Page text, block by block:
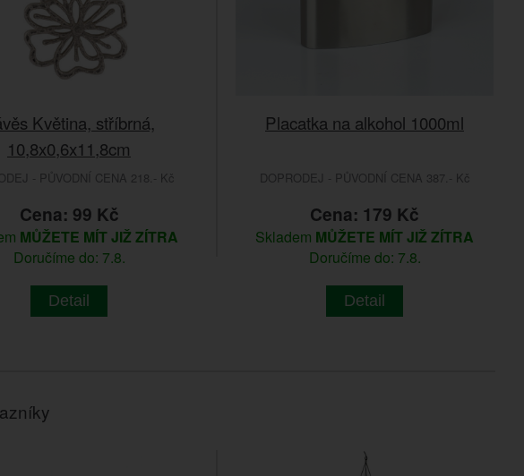
Květina, stříbrná,
10,8x0,6x11,8cm
- PŮVODNÍ CENA 218.- Kč
Cena: 99 Kč
MŮŽETE MÍT JIŽ ZÍTRA
Doručíme do: 7.8.
Detail
Placatka na alkohol 1000ml
DOPRODEJ - PŮVODNÍ CENA 387.- Kč
Cena: 179 Kč
Skladem MŮŽETE MÍT JIŽ ZÍTRA
Doručíme do: 7.8.
Detail